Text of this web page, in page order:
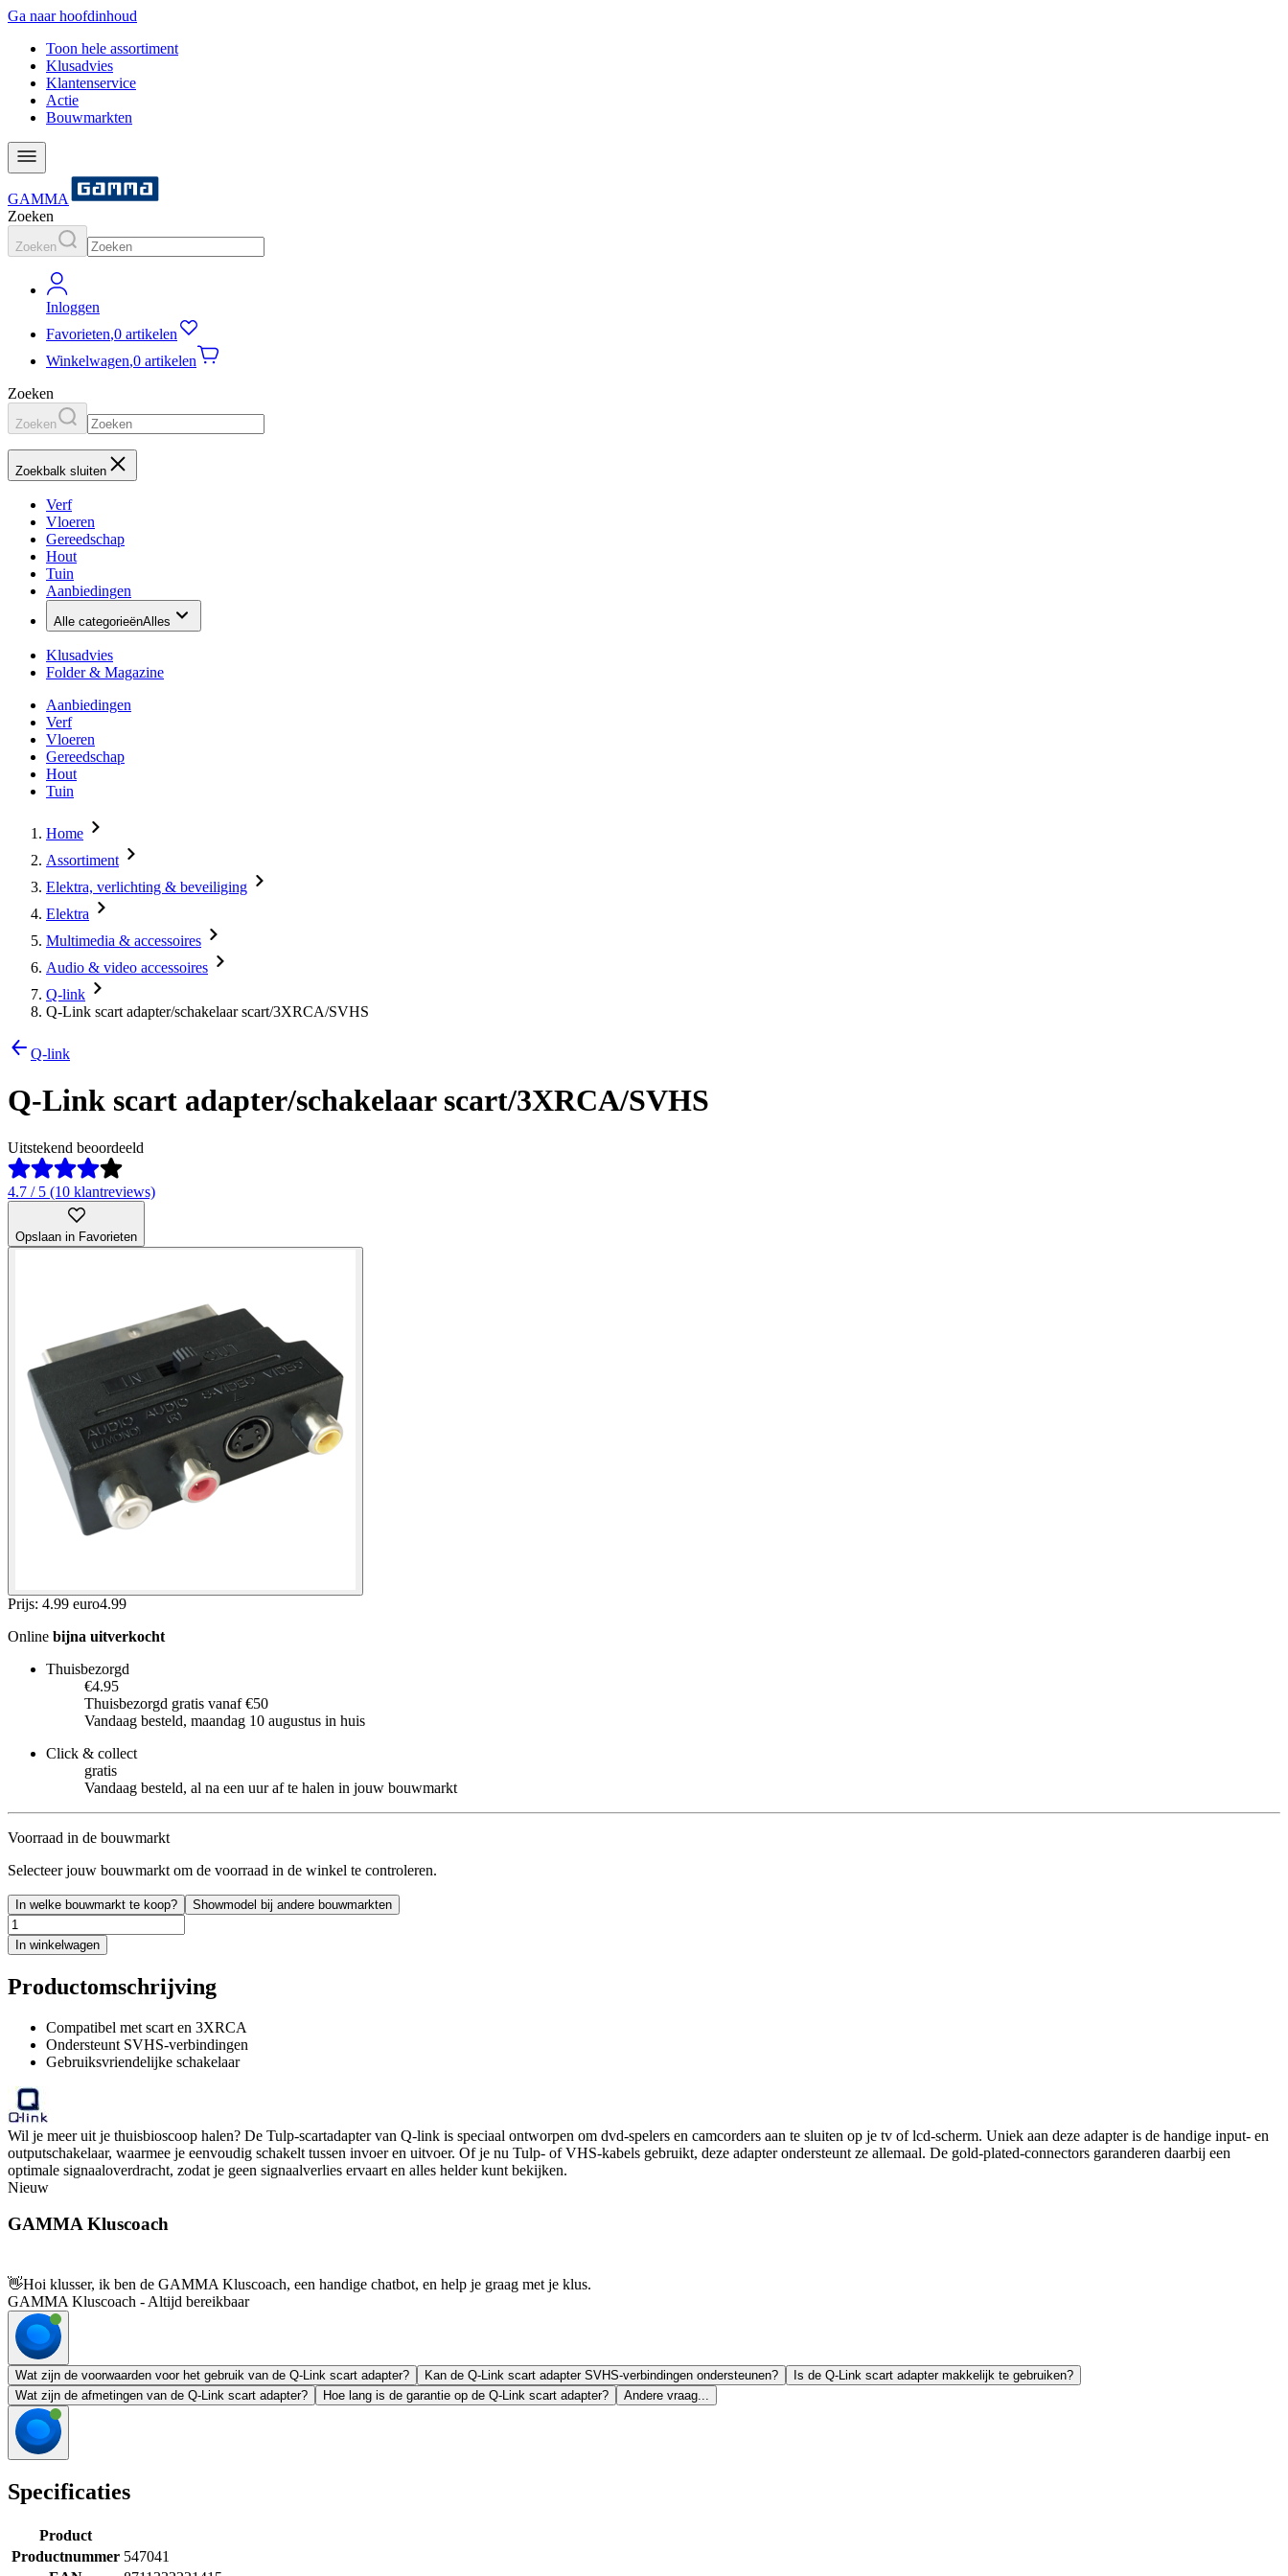
Ga naar hoofdinhoud
Toon hele assortiment
Klusadvies
Klantenservice
Actie
Bouwmarkten
GAMMA
Zoeken
Zoeken
Inloggen
Favorieten,0 artikelen
Winkelwagen,0 artikelen
Zoeken
Zoeken
Zoekbalk sluiten
Verf
Vloeren
Gereedschap
Hout
Tuin
Aanbiedingen
Alle categorieënAlles
Klusadvies
Folder & Magazine
Aanbiedingen
Verf
Vloeren
Gereedschap
Hout
Tuin
Home
Assortiment
Elektra, verlichting & beveiliging
Elektra
Multimedia & accessoires
Audio & video accessoires
Q-link
Q-Link scart adapter/schakelaar scart/3XRCA/SVHS
Q-link
Q-Link scart adapter/schakelaar scart/3XRCA/SVHS
Uitstekend beoordeeld
4.7 / 5 (10 klantreviews)
Opslaan in Favorieten
Prijs: 4.99 euro4.99
Online bijna uitverkocht
Thuisbezorgd
€4.95
Thuisbezorgd gratis vanaf €50
Vandaag besteld, maandag 10 augustus in huis
Click & collect
gratis
Vandaag besteld, al na een uur af te halen in jouw bouwmarkt
Voorraad in de bouwmarkt
Selecteer jouw bouwmarkt om de voorraad in de winkel te controleren.
In welke bouwmarkt te koop? Showmodel bij andere bouwmarkten
In winkelwagen
Productomschrijving
Compatibel met scart en 3XRCA
Ondersteunt SVHS-verbindingen
Gebruiksvriendelijke schakelaar
Wil je meer uit je thuisbioscoop halen? De Tulp-scartadapter van Q-link is speciaal ontworpen om dvd-spelers en camcorders aan te sluiten op je tv of lcd-scherm. Uniek aan deze adapter is de handige input- en
outputschakelaar, waarmee je eenvoudig schakelt tussen invoer en uitvoer. Of je nu Tulp- of VHS-kabels gebruikt, deze adapter ondersteunt ze allemaal. De gold-plated-connectors garanderen daarbij een
optimale signaaloverdracht, zodat je geen signaalverlies ervaart en alles helder kunt bekijken.
Nieuw
GAMMA Kluscoach
👋Hoi klusser, ik ben de GAMMA Kluscoach, een handige chatbot, en help je graag met je klus.
GAMMA Kluscoach - Altijd bereikbaar
Wat zijn de voorwaarden voor het gebruik van de Q-Link scart adapter? Kan de Q-Link scart adapter SVHS-verbindingen ondersteunen?
Is de Q-Link scart adapter makkelijk te gebruiken?
Wat zijn de afmetingen van de Q-Link scart adapter?
Hoe lang is de garantie op de Q-Link scart adapter? Andere vraag...
Specificaties
Product
Productnummer 547041